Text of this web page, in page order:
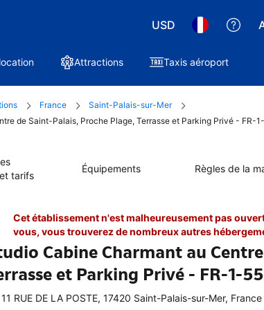
USD
Attractions Taxis aéroport
France
Saint-Palais-sur-Mer
de Saint-Palais, Proche Plage, Terrasse et Parking Privé - FR-
tarifs
Équipements Règles de la
Cet établissement n'est malheureusement pas
vous, vous trouverez de nombreux autres
Cabine Charmant au
et Parking Privé - FR-1-
11 RUE DE LA POSTE, 17420 Saint-Palais-sur-Mer, France